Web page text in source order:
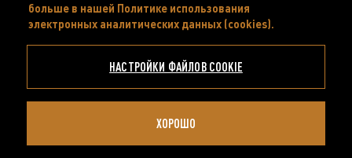
больше в нашей Политике использования
электронных аналитических данных (cookies).
НАСТРОЙКИ ФАЙЛОВ COOKIE
ХОРОШО